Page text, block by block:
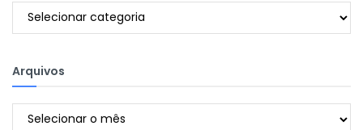
Categorias
Arquivos
Arquivos